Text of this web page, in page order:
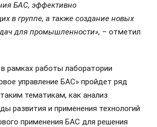
БАС, эффективно
в группе, а также создание новых
для промышленности», – отметил
рамках работы лаборатории
управление БАС» пройдет ряд
тематикам, как анализ
развития и применения технологий
применения БАС для решения